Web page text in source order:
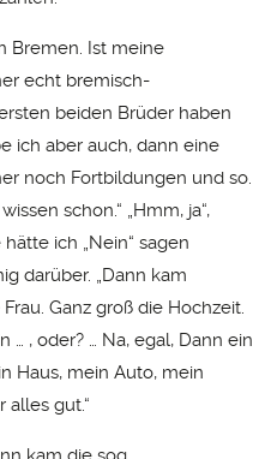
Bremen. Ist meine
echt bremisch-
beiden Brüder haben
ich aber auch, dann eine
noch Fortbildungen und so.
schon.“ „Hmm, ja“,
ich „Nein“ sagen
darüber. „Dann kam
Ganz groß die Hochzeit.
… , oder? … Na, egal, Dann ein
Haus, mein Auto, mein
alles gut.“